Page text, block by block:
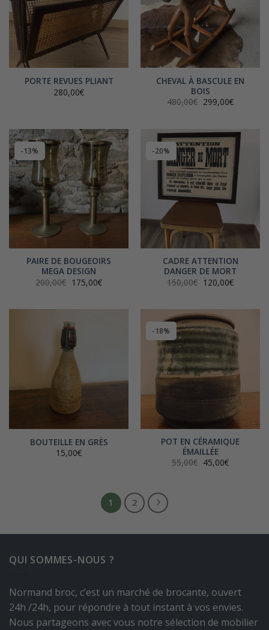
PORTE REVUES PLIANT
280,00€
CHEVAL À BASCULE EN
BOIS
480,00€ Le
prix
480,00€.
299,00€Le
prix
299,00€.
-13%
PAIRE DE BOUGEOIRS
MEGA DESIGN
200,00€ Le
prix
200,00€.
175,00€Le
prix
-20%
CADRE ATTENTION
DANGER DE MORT
150,00€ Le
prix
150,00€.
120,00€Le
prix
120,00€.
BOUTEILLE EN GRÈS
15,00€
-18%
POT EN CÉRAMIQUE
ÉMAILLÉE
55,00€ Le
prix
45,00€Le
1 2
QUI SOMMES-NOUS ?
Normand broc, c’est un marché de brocante, ouvert
24h /24h, pour répondre à tout instant à vos envies.
Nous partageons avec vous notre sélection de mobilier